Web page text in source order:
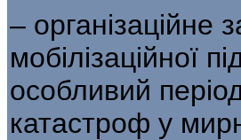
– організаційне
мобілізаційної
особливий
катастроф у